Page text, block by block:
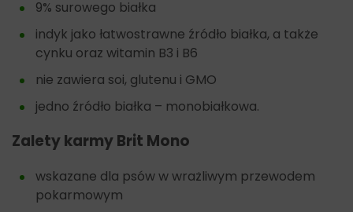
9% surowego białka
indyk jako łatwostrawne źródło białka, a także
cynku oraz witamin B3 i B6
nie zawiera soi, glutenu i GMO
jedno źródło białka – monobiałkowa.
Zalety karmyBrit Mono
wskazane dla psów w wrażliwym przewodem
pokarmowym